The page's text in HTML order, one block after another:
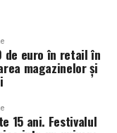
ai diasporei
forte ale
efervescentă și
de euro în retail în
magazinelor și
15 ani. Festivalul